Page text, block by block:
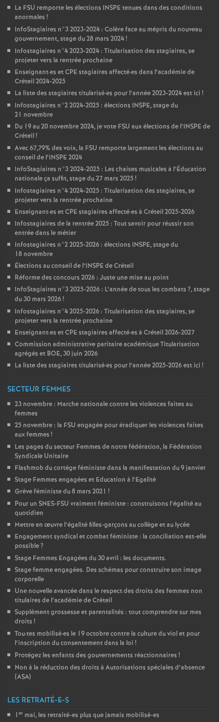
La FSU remporte les élections INSPE tenues dans des conditions
anormales !
InfoStagiaires n°3 2023-2024 : Colère face au mépris du nouveau
gouvernement, stage du 28 mars 2024!
Infostagiaires n°4 2023-2024 : Titularisation des stagiaires, se
projeter vers la rentrée prochaine
Enseignant·es etCPE stagiaires affecté·es dans l’académie de
Créteil 2024-2025
La liste des stagiaires titularisé·es pour l’année 2023-2024 est ici !
Infostagiaires n°2 2024-2025 : élections INSPE, stage du
21 novembre
Du 19 au 20 novembre 2024, je vote FSU aux élections de l’INSPE de
Créteil!
Avec 67,79% des voix, la FSU remporte largement les élections au
conseil de l’INSPE 2024
InfoStagiaires n°3 2024-2025 : Les chaises musicales à l’Éducation
nationale ça suffit, stage du 27 mars 2025!
Infostagiaires n°4 2024-2025 : Titularisation des stagiaires, se
projeter vers la rentrée prochaine
Enseignant·es etCPE stagiaires affecté·es à Créteil 2025-2026
Infostagiaires de la rentrée 2025 : Tout savoir pour réussir son
entrée dans le métier
Infostagiaires n°2 2025-2026 : élections INSPE, stage du
18 novembre
Élections au conseil de l’INSPE de Créteil
Réforme des concours 2026 : Juste une mise au point
InfoStagiaires n°3 2025-2026 : L’année de tous les combats ?, stage
du 30 mars 2026!
Infostagiaires n°4 2025-2026 : Titularisation des stagiaires, se
projeter vers la rentrée prochaine
Enseignant·es etCPE stagiaires affecté·es à Créteil 2026-2027
Commission administrative paritaire académique Titularisation
agrégés et BOE, 30 juin 2026
La liste des stagiaires titularisé·es pour l’année 2025-2026 est ici !
SECTEUR FEMMES
23 novembre : Marche nationale contre les violences faites au
femmes
25 novembre : la FSU engagée pour éradiquer les violences faites
aux femmes !
Les pages du secteur Femmes de notre fédération, la Fédération
Syndicale Unitaire
Flashmob du cortège féministe dans la manifestation du 9 janvier
Stage Femmes engagées et Education à l’Egalité
Grève féministe du 8 mars 2021 !
Pour un SNES-FSU vraiment féministe : construisons l’égalité au
quotidien
Mettre en œuvre l’égalité filles-garçons au collège et au lycée
Engagement syndical et combat féministe : la conciliation est-elle
possible?
Stage Femmes Engagées du 30 avril : les documents.
Stage femme engagées. Des schémas pour construire son image
corporelle
Une nouvelle avancée dans le respect des droits des femmes non
titulaires de l’académie de Créteil
Supplément grossesse et parentalités : tout comprendre sur mes
droits !
Tou·tes mobilisé·es le 19 octobre contre la culture du viol et pour
l’inscription du consentement dans la loi !
Protégez les enfants des gouvernements réactionnaires !
Non à la réduction des droits à Autorisations spéciales d’absence
(ASA)
LES RETRAITÉ-E-S
1 er mai, les retraité-es plus que jamais mobilisé-es